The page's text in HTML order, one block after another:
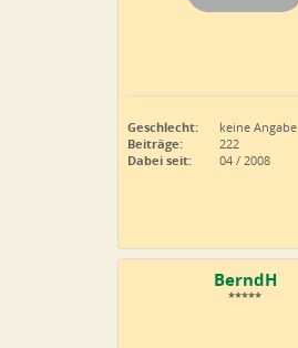
Geschlecht:
keine Angabe
Beiträge:
222
Dabei seit:
04 / 2008
BerndH
*****